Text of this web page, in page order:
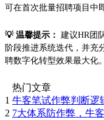
可在首次批量招聘项目中
💡 温馨提示： 建议HR团
阶段推进系统迭代，并充
聘数字化转型效果最大化。
热门文章
1 牛客笔试作弊判断逻
2 7大体系防作弊，牛